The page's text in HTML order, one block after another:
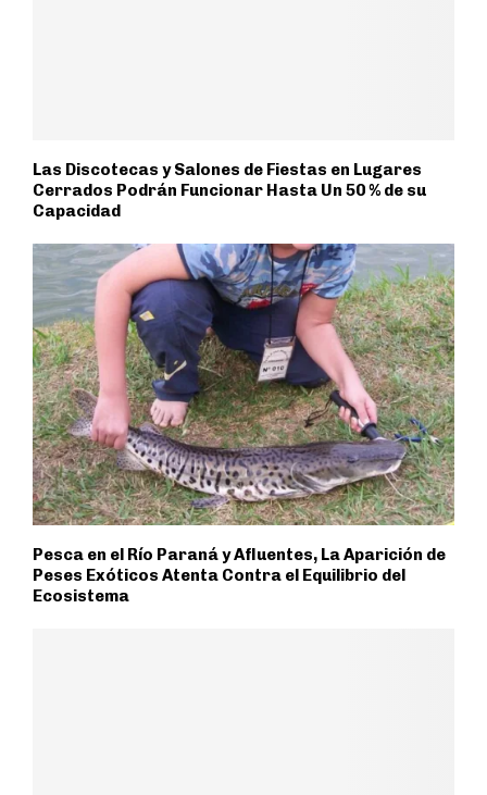
Las Discotecas y Salones de Fiestas en Lugares
Cerrados Podrán Funcionar Hasta Un 50 % de su
Capacidad
Pesca en el Río Paraná y Afluentes, La Aparición de
Peses Exóticos Atenta Contra el Equilibrio del
Ecosistema